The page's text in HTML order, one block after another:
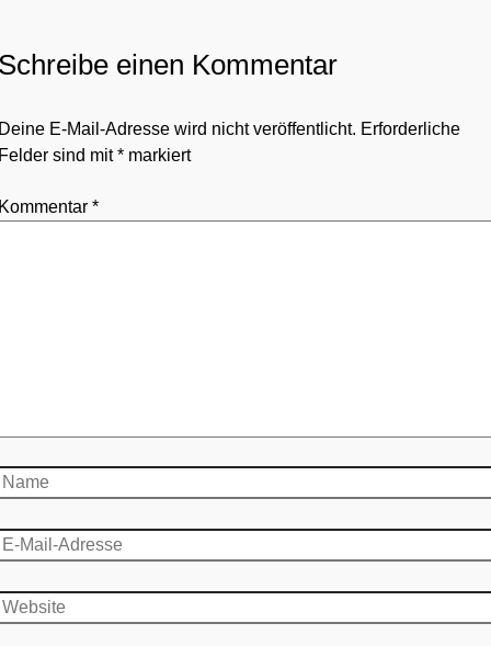
einen Kommentar
E-Mail-Adresse wird nicht veröffentlicht. Erforderliche
sind mit* markiert
*